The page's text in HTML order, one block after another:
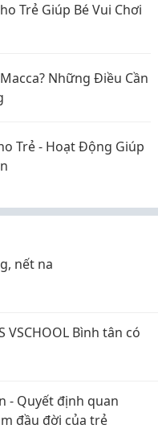
Trẻ Giúp Bé Vui Chơi
Những Điều Cần
Trẻ - Hoạt Động Giúp
nết na
VSCHOOL Bình tân có
- Quyết định quan
đầu đời của trẻ